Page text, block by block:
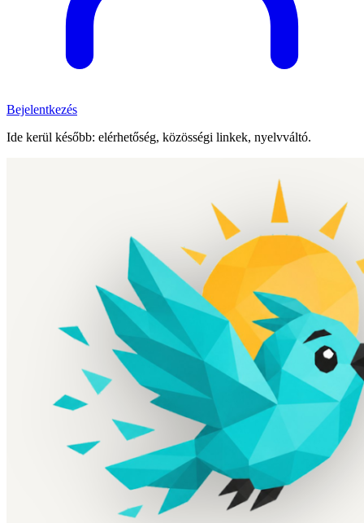
Bejelentkezés
Ide kerül később: elérhetőség, közösségi linkek, nyelvváltó.